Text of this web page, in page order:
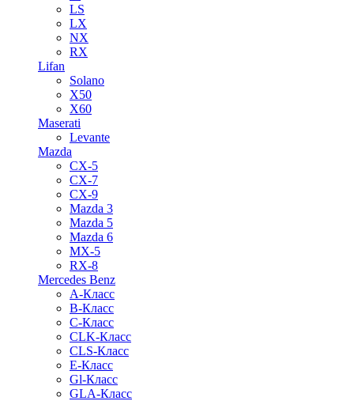
LS
LX
NX
RX
Lifan
Solano
X50
X60
Maserati
Levante
Mazda
CX-5
CX-7
CX-9
Mazda 3
Mazda 5
Mazda 6
MX-5
RX-8
Mercedes Benz
A-Класс
B-Класс
C-Класс
CLK-Класс
CLS-Класс
E-Класс
Gl-Класс
GLA-Класс